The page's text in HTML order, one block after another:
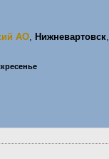
АО, Нижневартовск,